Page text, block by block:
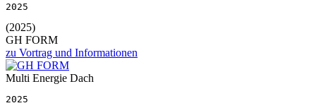
2025
(2025)
GH FORM
zu Vortrag und Informationen
Multi Energie Dach
2025